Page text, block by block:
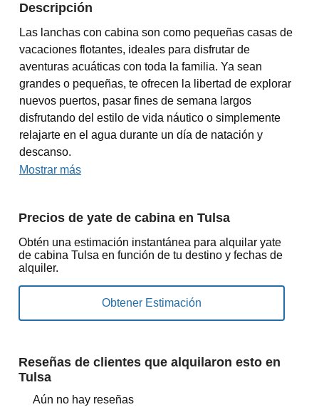
Descripción
Las lanchas con cabina son como pequeñas casas de
vacaciones flotantes, ideales para disfrutar de
aventuras acuáticas con toda la familia. Ya sean
grandes o pequeñas, te ofrecen la libertad de explorar
nuevos puertos, pasar fines de semana largos
disfrutando del estilo de vida náutico o simplemente
relajarte en el agua durante un día de natación y
descanso.
Mostrar más
Precios de yate de cabina en Tulsa
Obtén una estimación instantánea para alquilar yate
de cabina Tulsa en función de tu destino y fechas de
alquiler.
Reseñas de clientes que alquilaron esto en
Tulsa
Aún no hay reseñas